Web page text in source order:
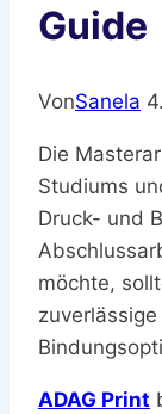
Guide
VonSanela
Die
Studiums
Druck- und
möchte,
ADAG Print